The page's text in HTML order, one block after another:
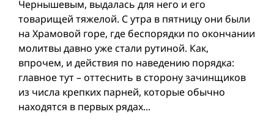
Чернышевым, выдалась для него и его
товарищей тяжелой. С утра в пятницу они были
на Храмовой горе, где беспорядки по окончании
молитвы давно уже стали рутиной. Как,
впрочем, и действия по наведению порядка:
главное тут – оттеснить в сторону зачинщиков
из числа крепких парней, которые обычно
находятся в первых рядах...